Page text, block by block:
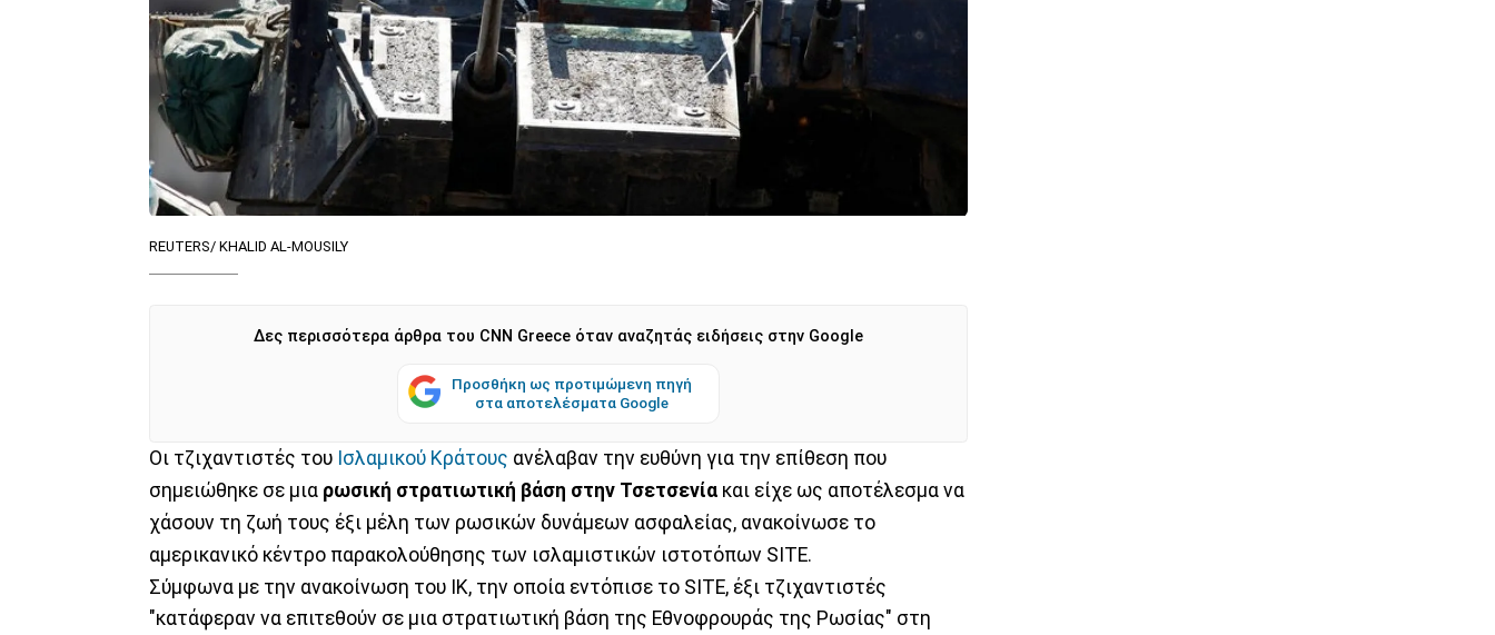
REUTERS/ KHALID AL-MOUSILY
Δες περισσότερα άρθρα του CNN Greece όταν αναζητάς ειδήσεις στην Google
Προσθήκη ως προτιμώμενη πηγή
στα αποτελέσματα Google
Οι τζιχαντιστές του Ισλαμικού Κράτους ανέλαβαν την ευθύνη για την επίθεση που
σημειώθηκε σε μια ρωσική στρατιωτική βάση στην Τσετσενία και είχε ως αποτέλεσμα να
χάσουν τη ζωή τους έξι μέλη των ρωσικών δυνάμεων ασφαλείας, ανακοίνωσε το
αμερικανικό κέντρο παρακολούθησης των ισλαμιστικών ιστοτόπων SITE.
Σύμφωνα με την ανακοίνωση του ΙΚ, την οποία εντόπισε το SITE, έξι τζιχαντιστές
"κατάφεραν να επιτεθούν σε μια στρατιωτική βάση της Εθνοφρουράς της Ρωσίας" στη